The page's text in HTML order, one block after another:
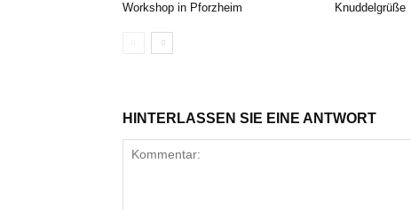
Workshop in Pforzheim Knuddelgrüße
HINTERLASSEN SIE EINE ANTWORT